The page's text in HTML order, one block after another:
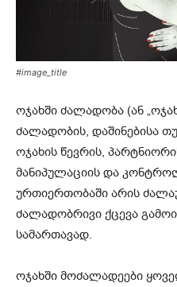
#image_title
ოჯახში ძალადობა (ან
ძალადობის, დაშინებისა
ოჯახის წევრის,
მანიპულაციის და
ურთიერთობაში არის
ძალადობრივი ქცევა
სამართავად.
ოჯახში მოძალადეები